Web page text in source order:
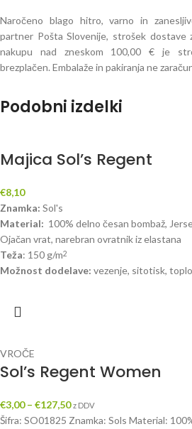
Naročeno blago hitro, varno in
partner Pošta Slovenije, strošek dostave
nakupu nad zneskom 100,00 € je
brezplačen. Embalaže in pakiranja ne
Podobni izdelki
Majica Sol’s Regent
€8,10
Znamka: Sol's
Material: 100% delno česan bombaž,
Ojačan vrat, narebran ovratnik iz elastana
Teža: 150 g/m2
Možnost dodelave: vezenje, sitotisk,
VROČE
Sol’s Regent Women
€3,00 – €127,50 z DDV
Šifra: SO01825 Znamka: Sols Material: